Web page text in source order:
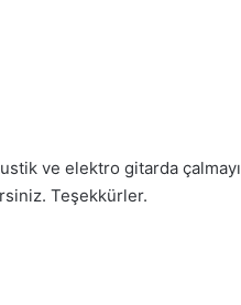
ve elektro gitarda çalmayı
Teşekkürler.